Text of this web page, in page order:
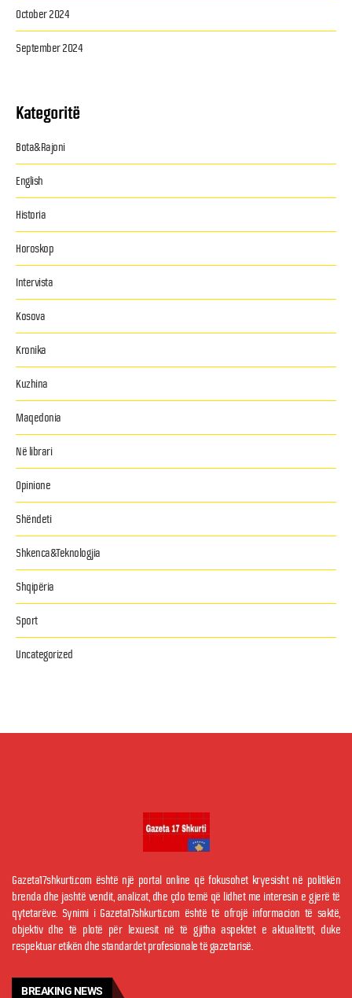
October 2024
September 2024
Kategoritë
Bota&Rajoni
English
Historia
Horoskop
Intervista
Kosova
Kronika
Kuzhina
Maqedonia
Në librari
Opinione
Shëndeti
Shkenca&Teknologjia
Shqipëria
Sport
Uncategorized
Gazeta17shkurti.com është një portal online që fokusohet kryesisht në politikën
brenda dhe jashtë vendit, analizat, dhe çdo temë që lidhet me interesin e gjerë të
qytetarëve. Synimi i Gazeta17shkurti.com është të ofrojë informacion të saktë,
objektiv dhe të plotë për lexuesit në të gjitha aspektet e aktualitetit, duke
respektuar etikën dhe standardet profesionale të gazetarisë.
BREAKING NEWS